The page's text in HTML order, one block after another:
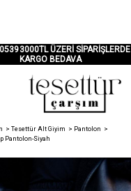
3000TL ÜZERİ SİPARİŞLERDE
KARGO BEDAVA
> Tesettür Alt Giyim > Pantolon >
Pantolon-Siyah